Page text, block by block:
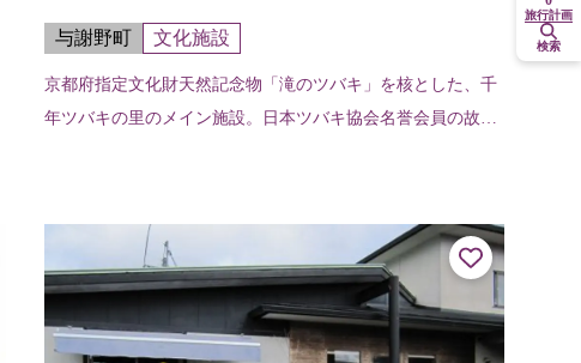
与謝野町 文化施設
京都府指定文化財天然記念物「滝のツバキ」を核とした、千
年ツバキの里のメイン施設。日本ツバキ協会名誉会員の故・
旅行計画
検索